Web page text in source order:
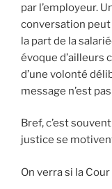
par l’employeur.
conversation
la part de la
évoque d’ailleurs
d’une volonté
message n’est
Bref, c’est
justice se
On verra si la